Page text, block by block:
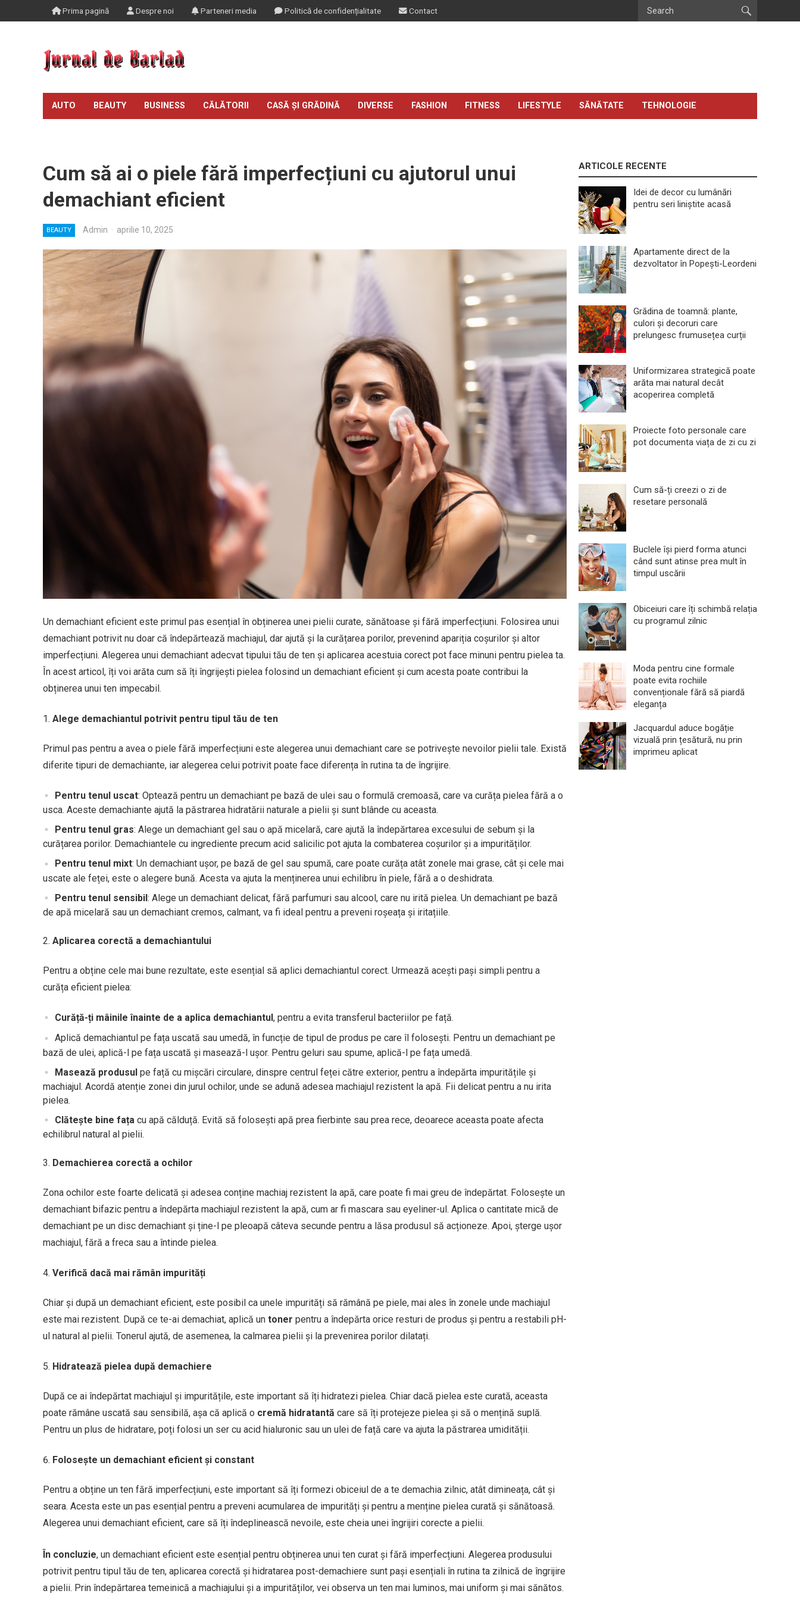
Prima pagină Despre noi Parteneri media Politică de confidențialitate Contact
AUTO BEAUTY BUSINESS CĂLĂTORII CASĂ ȘI GRĂDINĂ DIVERSE FASHION FITNESS LIFESTYLE SĂNĂTATE TEHNOLOGIE
Cum să ai o piele fără imperfecțiuni cu ajutorul unui
demachiant eficient
BEAUTY Admin · aprilie 10, 2025
Un demachiant eficient este primul pas esențial în obținerea unei pielii curate, sănătoase și fără imperfecțiuni. Folosirea unui
demachiant potrivit nu doar că îndepărtează machiajul, dar ajută și la curățarea porilor, prevenind apariția coșurilor și altor
imperfecțiuni. Alegerea unui demachiant adecvat tipului tău de ten și aplicarea acestuia corect pot face minuni pentru pielea ta.
În acest articol, îți voi arăta cum să îți îngrijești pielea folosind un demachiant eficient și cum acesta poate contribui la
obținerea unui ten impecabil.
Alege demachiantul potrivit pentru tipul tău de ten
Primul pas pentru a avea o piele fără imperfecțiuni este alegerea unui demachiant care se potrivește nevoilor pielii tale. Există
diferite tipuri de demachiante, iar alegerea celui potrivit poate face diferența în rutina ta de îngrijire.
Pentru tenul uscat: Optează pentru un demachiant pe bază de ulei sau o formulă cremoasă, care va curăța pielea fără a o
usca. Aceste demachiante ajută la păstrarea hidratării naturale a pielii și sunt blânde cu aceasta.
Pentru tenul gras: Alege un demachiant gel sau o apă micelară, care ajută la îndepărtarea excesului de sebum și la
curățarea porilor. Demachiantele cu ingrediente precum acid salicilic pot ajuta la combaterea coșurilor și a impurităților.
Pentru tenul mixt: Un demachiant ușor, pe bază de gel sau spumă, care poate curăța atât zonele mai grase, cât și cele mai
uscate ale feței, este o alegere bună. Acesta va ajuta la menținerea unui echilibru în piele, fără a o deshidrata.
Pentru tenul sensibil: Alege un demachiant delicat, fără parfumuri sau alcool, care nu irită pielea. Un demachiant pe bază
de apă micelară sau un demachiant cremos, calmant, va fi ideal pentru a preveni roșeața și iritațiile.
Aplicarea corectă a demachiantului
Pentru a obține cele mai bune rezultate, este esențial să aplici demachiantul corect. Urmează acești pași simpli pentru a
curăța eficient pielea:
Curăță-ți mâinile înainte de a aplica demachiantul, pentru a evita transferul bacteriilor pe față.
Aplică demachiantul pe fața uscată sau umedă, în funcție de tipul de produs pe care îl folosești. Pentru un demachiant pe
bază de ulei, aplică-l pe fața uscată și masează-l ușor. Pentru geluri sau spume, aplică-l pe fața umedă.
Masează produsul pe față cu mișcări circulare, dinspre centrul feței către exterior, pentru a îndepărta impuritățile și
machiajul. Acordă atenție zonei din jurul ochilor, unde se adună adesea machiajul rezistent la apă. Fii delicat pentru a nu irita
pielea.
Clătește bine fața cu apă călduță. Evită să folosești apă prea fierbinte sau prea rece, deoarece aceasta poate afecta
echilibrul natural al pielii.
Demachierea corectă a ochilor
Zona ochilor este foarte delicată și adesea conține machiaj rezistent la apă, care poate fi mai greu de îndepărtat. Folosește un
demachiant bifazic pentru a îndepărta machiajul rezistent la apă, cum ar fi mascara sau eyeliner-ul. Aplica o cantitate mică de
demachiant pe un disc demachiant și ține-l pe pleoapă câteva secunde pentru a lăsa produsul să acționeze. Apoi, șterge ușor
machiajul, fără a freca sau a întinde pielea.
Verifică dacă mai rămân impurități
Chiar și după un demachiant eficient, este posibil ca unele impurități să rămână pe piele, mai ales în zonele unde machiajul
este mai rezistent. După ce te-ai demachiat, aplică un toner pentru a îndepărta orice resturi de produs și pentru a restabili pH-
ul natural al pielii. Tonerul ajută, de asemenea, la calmarea pielii și la prevenirea porilor dilatați.
Hidratează pielea după demachiere
După ce ai îndepărtat machiajul și impuritățile, este important să îți hidratezi pielea. Chiar dacă pielea este curată, aceasta
poate rămâne uscată sau sensibilă, așa că aplică o cremă hidratantă care să îți protejeze pielea și să o mențină suplă.
Pentru un plus de hidratare, poți folosi un ser cu acid hialuronic sau un ulei de față care va ajuta la păstrarea umidității.
Folosește un demachiant eficient și constant
Pentru a obține un ten fără imperfecțiuni, este important să îți formezi obiceiul de a te demachia zilnic, atât dimineața, cât și
seara. Acesta este un pas esențial pentru a preveni acumularea de impurități și pentru a menține pielea curată și sănătoasă.
Alegerea unui demachiant eficient, care să îți îndeplinească nevoile, este cheia unei îngrijiri corecte a pielii.
În concluzie, un demachiant eficient este esențial pentru obținerea unui ten curat și fără imperfecțiuni. Alegerea produsului
potrivit pentru tipul tău de ten, aplicarea corectă și hidratarea post-demachiere sunt pași esențiali în rutina ta zilnică de îngrijire
a pielii. Prin îndepărtarea temeinică a machiajului și a impurităților, vei observa un ten mai luminos, mai uniform și mai sănătos.
ARTICOLE RECENTE
Idei de decor cu lumânări
pentru seri liniștite acasă
Apartamente direct de la
dezvoltator în Popești-Leordeni
Grădina de toamnă: plante,
culori și decoruri care
prelungesc frumusețea curții
Uniformizarea strategică poate
arăta mai natural decât
acoperirea completă
Proiecte foto personale care
pot documenta viața de zi cu zi
Cum să-ți creezi o zi de
resetare personală
Buclele își pierd forma atunci
când sunt atinse prea mult în
timpul uscării
Obiceiuri care îți schimbă relația
cu programul zilnic
Moda pentru cine formale
poate evita rochiile
convenționale fără să piardă
eleganța
Jacquardul aduce bogăție
vizuală prin țesătură, nu prin
imprimeu aplicat